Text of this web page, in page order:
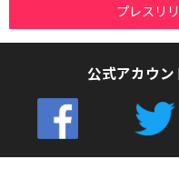
プレスリ
公式アカウン